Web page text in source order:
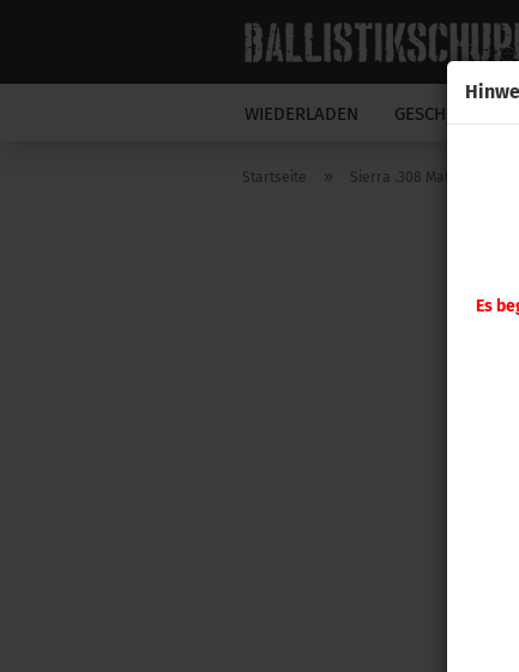
Es
WIEDERLADEN GESCHOSSE
Startseite » Sierra .308 MatchKing